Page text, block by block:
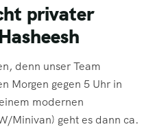
privater
denn unser Team
Morgen gegen 5 Uhr in
modernen
Minivan) geht es dann ca.